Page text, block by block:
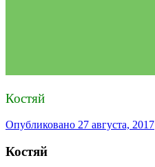
Костяй
Опубликовано 27 августа, 2017
Костяй